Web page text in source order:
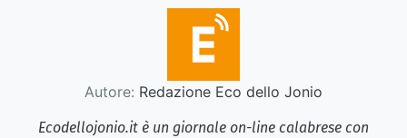
Autore: Redazione Eco dello Jonio
Ecodellojonio.it è un giornale on-line calabrese con